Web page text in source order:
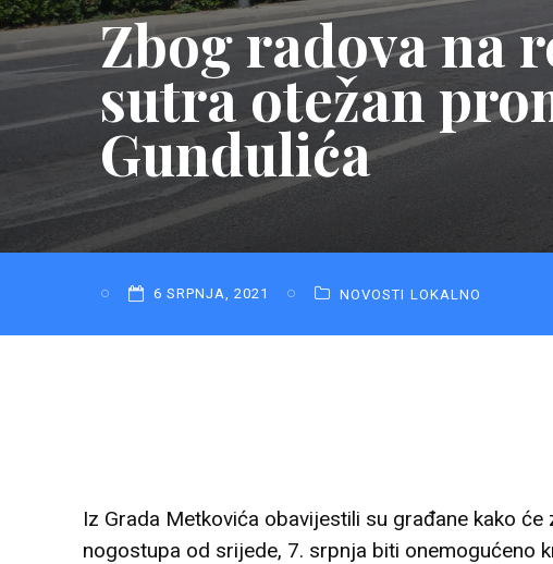
Zbog radova na
sutra otežan
Gundulića
6 SRPNJA, 2021 NOVOSTI LOKALNO
Iz Grada Metkovića obavijestili su građane kako
nogostupa od srijede, 7. srpnja biti onemogućeno